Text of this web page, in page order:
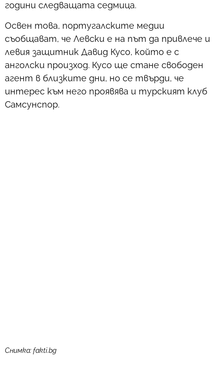
години следващата седмица.
Освен това, португалските медии
съобщават, че Левски е на път да привлече и
левия защитник Давид Кусо, който е с
анголски произход. Кусо ще стане свободен
агент в близките дни, но се твърди, че
интерес към него проявява и турският клуб
Самсунспор.
Снимка: fakti.bg